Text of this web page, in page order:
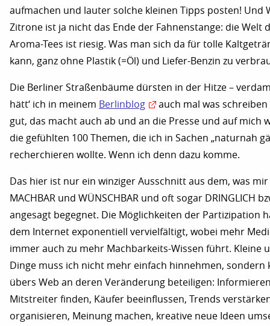
aufmachen und lauter solche kleinen Tipps posten! Und
Zitrone ist ja nicht das Ende der Fahnenstange: die Welt
Aroma-Tees ist riesig. Was man sich da für tolle
kann, ganz ohne Plastik (=Öl) und Liefer-Benzin zu
Die Berliner Straßenbäume dürsten in der Hitze –
hätt‘ ich in meinem Berlinblog
auch mal was
gut, das macht auch ab und an die Presse und auf mich
die gefühlten 100 Themen, die ich in Sachen „naturnah
recherchieren wollte. Wenn ich denn dazu komme.
Das hier ist nur ein winziger Ausschnitt aus dem, was
MACHBAR und WÜNSCHBAR und oft sogar DRINGLICH
angesagt begegnet. Die Möglichkeiten der Partizipation
dem Internet exponentiell vervielfältigt, wobei mehr
immer auch zu mehr Machbarkeits-Wissen führt. Kleine
Dinge muss ich nicht mehr einfach hinnehmen, sondern
übers Web an deren Veränderung beteiligen:
Mitstreiter finden, Käufer beeinflussen, Trends
organisieren, Meinung machen, kreative neue Ideen